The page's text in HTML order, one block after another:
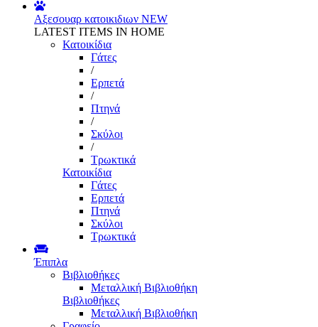
Αξεσουαρ κατοικιδιων NEW
LATEST ITEMS IN HOME
Κατοικίδια
Γάτες
/
Ερπετά
/
Πτηνά
/
Σκύλοι
/
Τρωκτικά
Κατοικίδια
Γάτες
Ερπετά
Πτηνά
Σκύλοι
Τρωκτικά
Έπιπλα
Βιβλιοθήκες
Μεταλλική Βιβλιοθήκη
Βιβλιοθήκες
Μεταλλική Βιβλιοθήκη